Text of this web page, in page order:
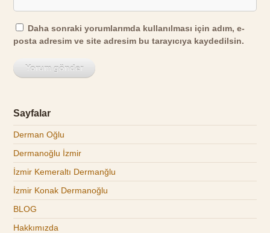
Daha sonraki yorumlarımda kullanılması için adım, e-
posta adresim ve site adresim bu tarayıcıya kaydedilsin.
Sayfalar
Derman Oğlu
Dermanoğlu İzmir
İzmir Kemeraltı Dermanğlu
İzmir Konak Dermanoğlu
BLOG
Hakkımızda